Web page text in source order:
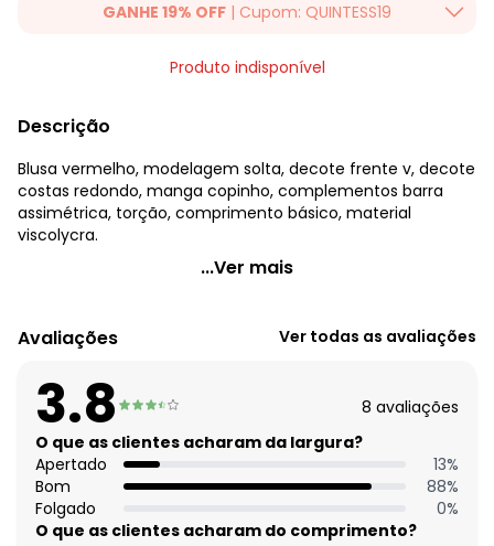
GANHE 19% OFF | Cupom: QUINTESS19
QUINTESS19. Válido para toda loja Quintess, até 07/08/2026.
Produto indisponível
Descrição
Blusa vermelho, modelagem solta, decote frente v, decote
costas redondo, manga copinho, complementos barra
assimétrica, torção, comprimento básico, material
viscolycra.
Quintess - Blusa Vermelho em Viscolycra
Modelagem: Solta
Decote frente: V
Modelo da manga: Copinho
Complemento: Barra assimétrica;Torção;
Comprimento: Básico
Material: Malha de Viscose com Elastano
Estação: Ano Inteiro
Situação de Uso: Trabalho
Composição Material: 96% Viscose, 4% Elastano
...Ver mais
Avaliações Ver todas as avaliações
3.8 8 avaliações
O que as clientes acharam da largura?
Apertado
13%
Bom
88%
Folgado
0%
O que as clientes acharam do comprimento?